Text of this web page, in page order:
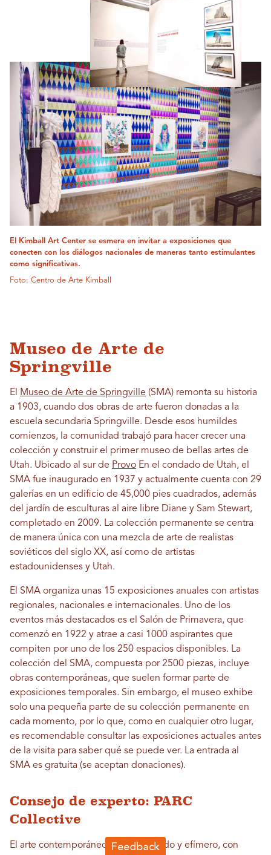
El Kimball Art Center se esmera en invitar a exposiciones que
conecten con los diálogos nacionales de maneras tanto estimulantes
como significativas.
Foto: Centro de Arte Kimball
Museo de Arte de
Springville
El Museo de Arte de Springville (SMA) remonta su historia
a 1903, cuando dos obras de arte fueron donadas a la
escuela secundaria Springville. Desde esos humildes
comienzos, la comunidad trabajó para hacer crecer una
colección y construir el primer museo de bellas artes de
Utah. Ubicado al sur de Provo En el condado de Utah, el
SMA fue inaugurado en 1937 y actualmente cuenta con 29
galerías en un edificio de 45,000 pies cuadrados, además
del jardín de esculturas al aire libre Diane y Sam Stewart,
completado en 2009. La colección permanente se centra
de manera única con una mezcla de arte de realistas
soviéticos del siglo XX, así como de artistas
estadounidenses y Utah.
El SMA organiza unas 15 exposiciones anuales con artistas
regionales, nacionales e internacionales. Uno de los
eventos más destacados es el Salón de Primavera, que
comenzó en 1922 y atrae a casi 1000 aspirantes que
compiten por uno de los 250 espacios disponibles. La
colección del SMA, compuesta por 2500 piezas, incluye
obras contemporáneas, que suelen formar parte de
exposiciones temporales. Sin embargo, el museo exhibe
solo una pequeña parte de su colección permanente en
cada momento, por lo que, como en cualquier otro lugar,
es recomendable consultar las exposiciones actuales antes
de la visita para saber qué se puede ver. La entrada al
SMA es gratuita (se aceptan donaciones).
Consejo de experto: PARC
Collective
El arte contemporáneo suele ser fluido y efímero, con